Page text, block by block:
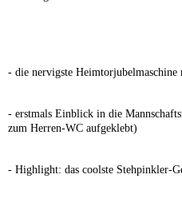
- die nervigste Heimtorjubelmaschine
- erstmals Einblick in die
zum Herren-WC aufgeklebt)
- Highlight: das coolste Stehpinkler-